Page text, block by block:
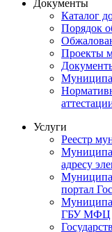
Документы
Каталог
Порядок
Проекты
Услуги
Реестр
адресу
портал
ГБУ МФЦ